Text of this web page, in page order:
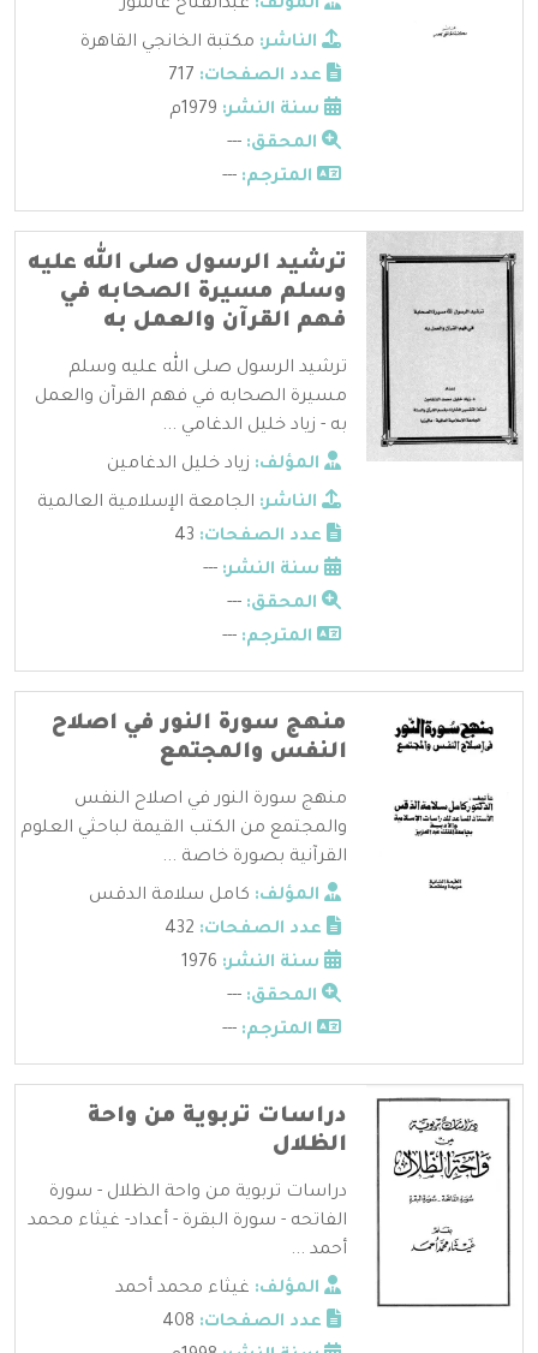
المؤلف: عبدالفتاح عاشور
الناشر: مكتبة الخانجي القاهرة
عدد الصفحات:
سنة النشر:
المحقق: ---
المترجم: ---
ترشيد الرسول صلى الله عليه
وسلم مسيرة الصحابه في
فهم القرآن والعمل به
ترشيد الرسول صلى الله عليه وسلم
مسيرة الصحابه في فهم القرآن والعمل
به - زياد خليل الدغامي ...
المؤلف: زياد خليل الدغامين
الناشر: الجامعة الإسلامية العالمية
عدد الصفحات:
سنة النشر: ---
المحقق: ---
المترجم: ---
منهج سورة النور في اصلاح
النفس والمجتمع
منهج سورة النور في اصلاح النفس
والمجتمع من الكتب القيمة لباحثي العلوم
القرآنية بصورة خاصة ...
المؤلف: كامل سلامة الدقس
عدد الصفحات:
سنة النشر:
المحقق: ---
المترجم: ---
دراسات تربوية من واحة
الظلال
دراسات تربوية من واحة الظلال - سورة
الفاتحه - سورة البقرة - أعداد- غيثاء محمد
أحمد ...
المؤلف: غيثاء محمد أحمد
عدد الصفحات: